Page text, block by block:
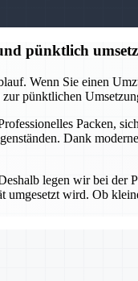
pünktlich
Wenn Sie einen
pünktlichen
Packen,
Dank
legen wir bei
wird. Ob